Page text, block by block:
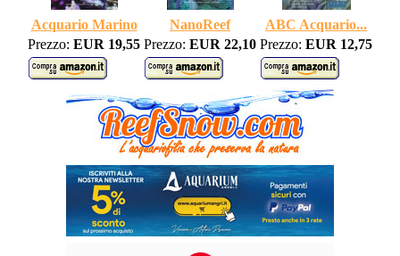
Acquario Marino NanoReef
ABC Acquario...
Prezzo: EUR 19,55 Prezzo: EUR 22,10 Prezzo: EUR 12,75